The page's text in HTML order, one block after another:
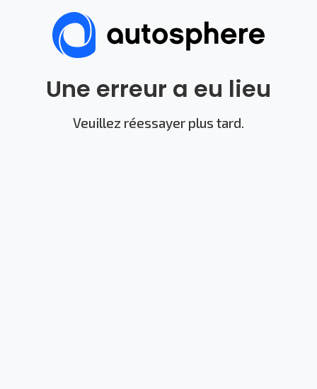
Une erreur a eu lieu
Veuillez réessayer plus tard.